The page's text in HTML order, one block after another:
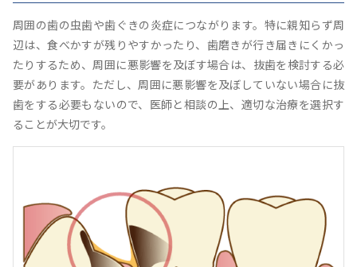
周囲の歯の虫歯や歯ぐきの炎症につながります。特に親知らず周
辺は、食べかすが残りやすかったり、歯磨きが行き届きにくかっ
たりするため、周囲に悪影響を及ぼす場合は、抜歯を検討する必
要があります。ただし、周囲に悪影響を及ぼしていない場合に抜
歯をする必要もないので、医師と相談の上、適切な治療を選択す
ることが大切です。